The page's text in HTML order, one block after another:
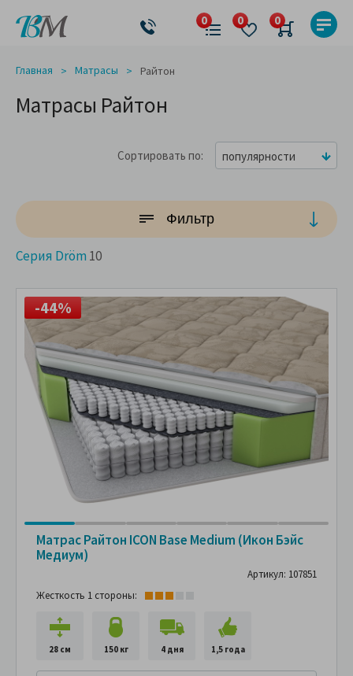
Главная Матрасы Райтон
Матрасы Райтон
Сортировать по популярности
Фильтр
Серия Dröm 10
-44%
Матрас Райтон ICON Base Medium (Икон Бэйс
Медиум)
Артикул: 107851
Жесткость 1 стороны:
28 см 150 кг 4 дня 1,5 года